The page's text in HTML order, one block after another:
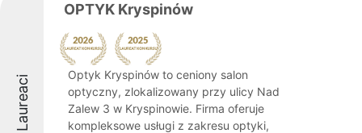
Laureaci
OPTYK Kryspinów
Optyk Kryspinów to ceniony salon
optyczny, zlokalizowany przy ulicy Nad
Zalew 3 w Kryspinowie. Firma oferuje
kompleksowe usługi z zakresu optyki,